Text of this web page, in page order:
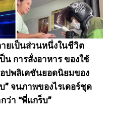
ยเป็นส่วนหนึ่งในชีวิต
น การสั่งอาหาร ของใช้
ปพลิเคชันยอดนิยมของ
จนภาพของไรเดอร์ชุด
ว่า “พี่แกร็บ”